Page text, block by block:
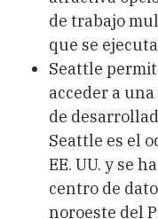
de trabajo
que se
Seattle
acceder a
de
Seattle es el
EE. UU. y se
centro de
noroeste del